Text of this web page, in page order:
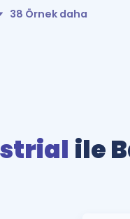
38 Örnek daha
ile